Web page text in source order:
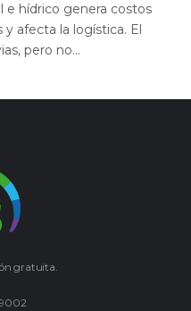
e hídrico genera costos
afecta la logística. El
pero no...
gratuita.